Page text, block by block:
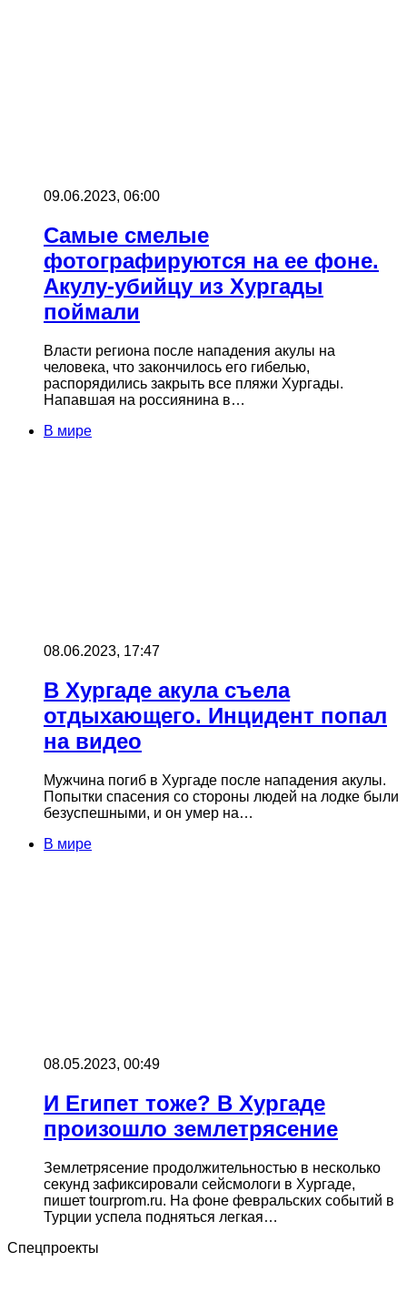
09.06.2023, 06:00
Самые смелые
фотографируются на ее фоне.
Акулу-убийцу из Хургады
поймали
Власти региона после нападения акулы на
человека, что закончилось его гибелью,
распорядились закрыть все пляжи Хургады.
Напавшая на россиянина в…
В мире
08.06.2023, 17:47
В Хургаде акула съела
отдыхающего. Инцидент попал
на видео
Мужчина погиб в Хургаде после нападения акулы.
Попытки спасения со стороны людей на лодке были
безуспешными, и он умер на…
В мире
08.05.2023, 00:49
И Египет тоже? В Хургаде
произошло землетрясение
Землетрясение продолжительностью в несколько
секунд зафиксировали сейсмологи в Хургаде,
пишет tourprom.ru. На фоне февральских событий в
Турции успела подняться легкая…
Спецпроекты